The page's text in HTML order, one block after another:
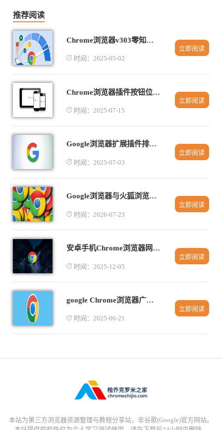
推荐阅读
Chrome浏览器v303零知识证明：zk-SNARKs试验支持
时间：2025-05-02
立即阅读
Chrome浏览器插件按钮位置错乱如何调整显示
时间：2025-07-15
立即阅读
Google浏览器扩展插件排行榜
时间：2025-07-03
立即阅读
Google浏览器与火狐浏览器开发者工具高级功能对比
时间：2026-07-23
立即阅读
安卓手机Chrome浏览器网页字体和主题自定义技巧
时间：2025-12-05
立即阅读
google Chrome浏览器广告屏蔽插件用户反馈
时间：2025-06-21
立即阅读
本站为第三方浏览器资源整理与教程分享站，非谷歌(Google)官方网站。